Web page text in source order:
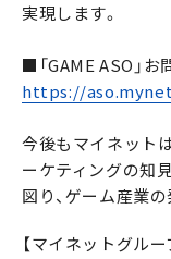
実現します。
■「GAME ASO」お
https://
今後もマイネット
ーケティングの知
図り、ゲーム産業
【マイネットグルー